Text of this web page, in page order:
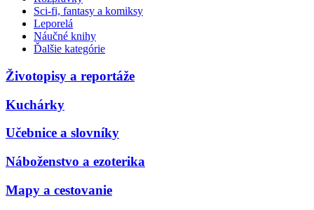
Sci-fi, fantasy a komiksy
Leporelá
Náučné knihy
Ďalšie kategórie
Životopisy a reportáže
Kuchárky
Učebnice a slovníky
Náboženstvo a ezoterika
Mapy a cestovanie